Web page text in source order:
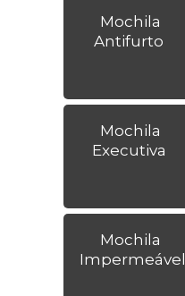
Mochila
Antifurto
Mochila
Executiva
Mochila
Impermeável